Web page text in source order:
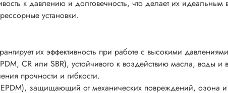
к давлению и долговечность, что делает их
установки.
их эффективность при работе с высокими
CR или SBR), устойчивого к воздействию масла, воды и
прочности и гибкости.
защищающий от механических повреждений, озона